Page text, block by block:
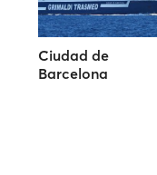
Ciudad de
Barcelona